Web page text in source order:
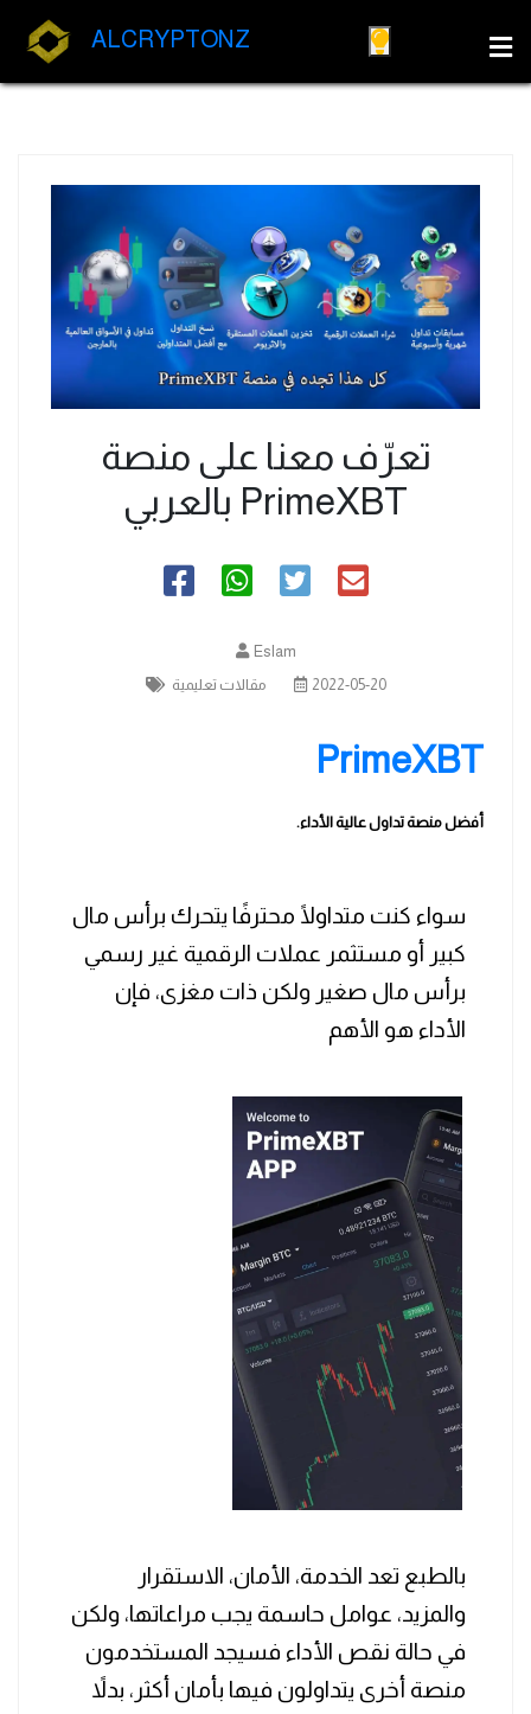
ALCRYPTONZ
تعرّف معنا على منصة
PrimeXBT بالعربي
Eslam
2022-05-20
مقالات تعليمية
PrimeXBT
أفضل منصة تداول عالية الأداء.
سواء كنت متداولًا محترفًا يتحرك برأس مال
كبير أو مستثمر عملات الرقمية غير رسمي
برأس مال صغير ولكن ذات مغزى، فإن
الأداء هو الأهم
بالطبع تعد الخدمة، الأمان، الاستقرار
والمزيد، عوامل حاسمة يجب مراعاتها، ولكن
في حالة نقص الأداء فسيجد المستخدمون
منصة أخرى يتداولون فيها بأمان أكثر، بدلاً